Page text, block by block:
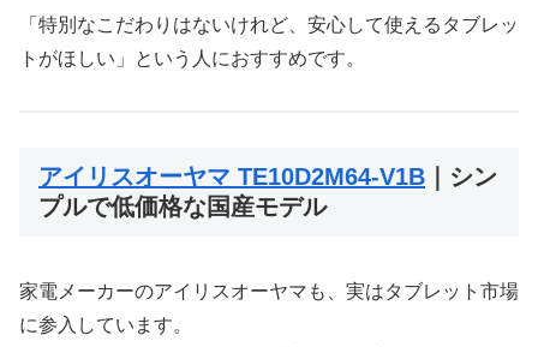
「特別なこだわりはないけれど、安心して使えるタブレッ
トがほしい」という人におすすめです。
アイリスオーヤマ TE10D2M64-V1B ｜シン
プルで低価格な国産モデル
家電メーカーのアイリスオーヤマも、実はタブレット市場
に参入しています。